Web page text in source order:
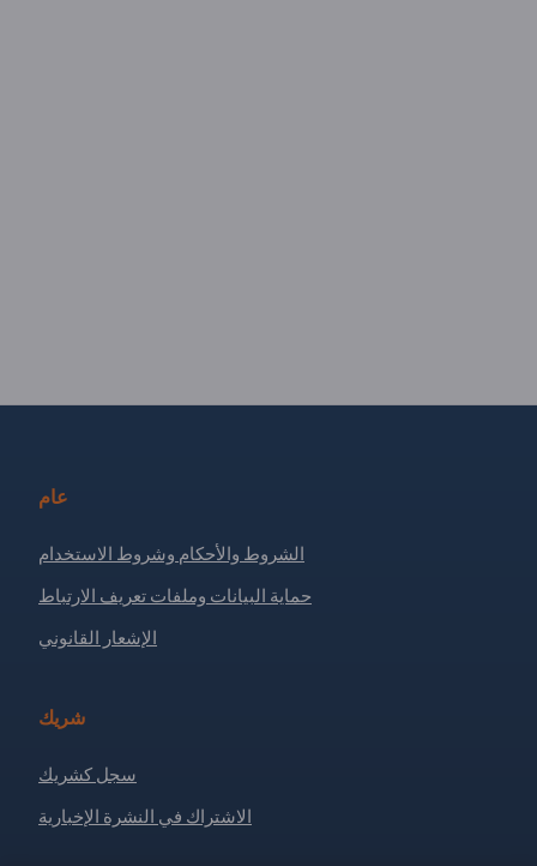
عام
الشروط والأحكام وشروط الاستخدام
حماية البيانات وملفات تعريف الارتباط
الإشعار القانوني
شريك
سجل كشريك
الاشتراك في النشرة الإخبارية